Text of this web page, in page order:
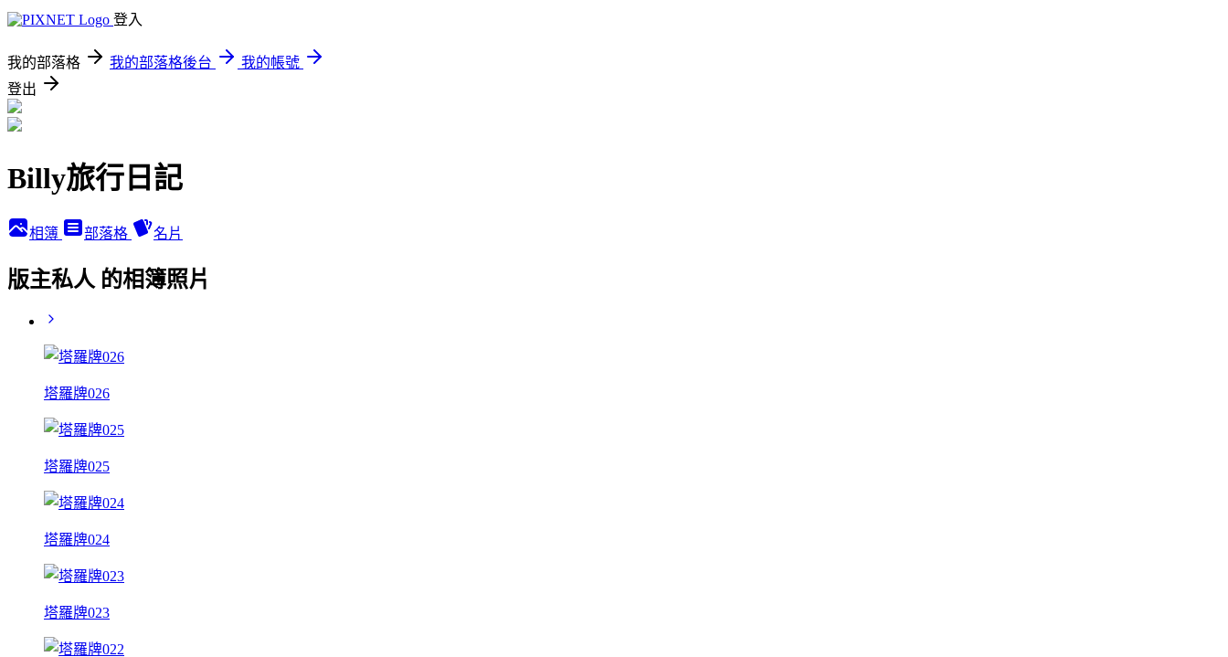
登入
我的部落格 我的部落格後台
我的帳號
登出
Billy旅行日記
相簿 部落格 名片
版主私人 的相簿照片
塔羅牌026
塔羅牌025
塔羅牌024
塔羅牌023